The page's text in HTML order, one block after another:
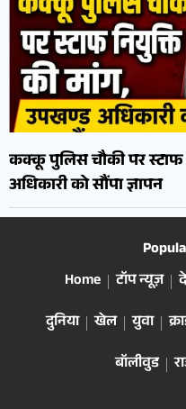
कक्कू पुलिस चौकी पर स्टाफ
अधिकारी को सौंपा ज्ञापन
Home
टॉप न्यूज़
दुनिया
खेल युवा
बॉलीवुड